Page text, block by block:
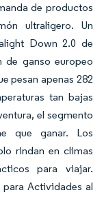
de productos
ultraligero. Un
Down 2.0 de
de ganso europeo
pesan apenas 282
tan bajas
el segmento
que ganar. Los
rindan en climas
para viajar.
para Actividades al